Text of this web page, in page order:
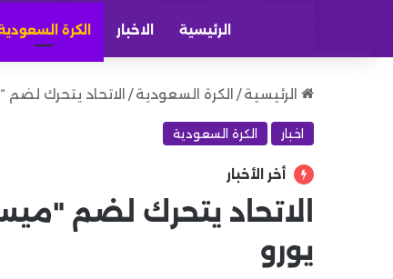
الرئيسية الاخبار الكرة
الرئيسية / الكرة السعودية / الاتحاد يتحرك لضم “ميسي
اخبار الكرة السعودية
أخر الأخبار
يورو